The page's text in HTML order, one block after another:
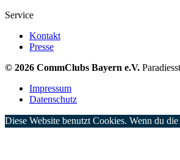
Service
Kontakt
Presse
© 2026 CommClubs Bayern e.V.
Impressum
Datenschutz
Diese Website benutzt Cookies. Wenn du